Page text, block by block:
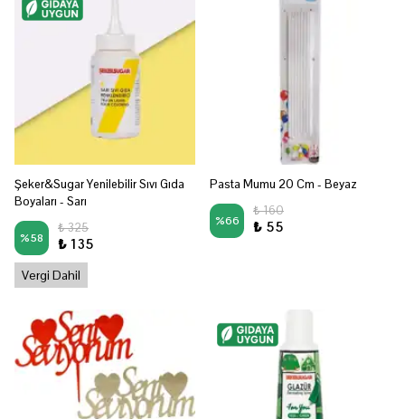
Şeker&Sugar Yenilebilir Sıvı Gıda
Boyaları - Sarı
%58
₺ 325
₺ 135
Vergi Dahil
Pasta Mumu 20 Cm - Beyaz
%66
₺ 160
₺ 55